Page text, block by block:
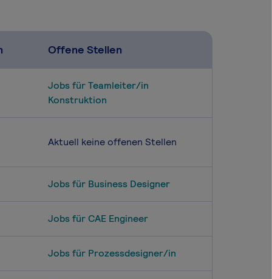
Offene Stellen
Jobs für Teamleiter/in
Konstruktion
Aktuell keine offenen Stellen
Jobs für Business Designer
Jobs für CAE Engineer
Jobs für Prozessdesigner/in